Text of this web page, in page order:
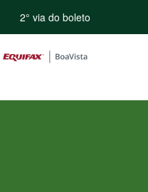
2° via do boleto